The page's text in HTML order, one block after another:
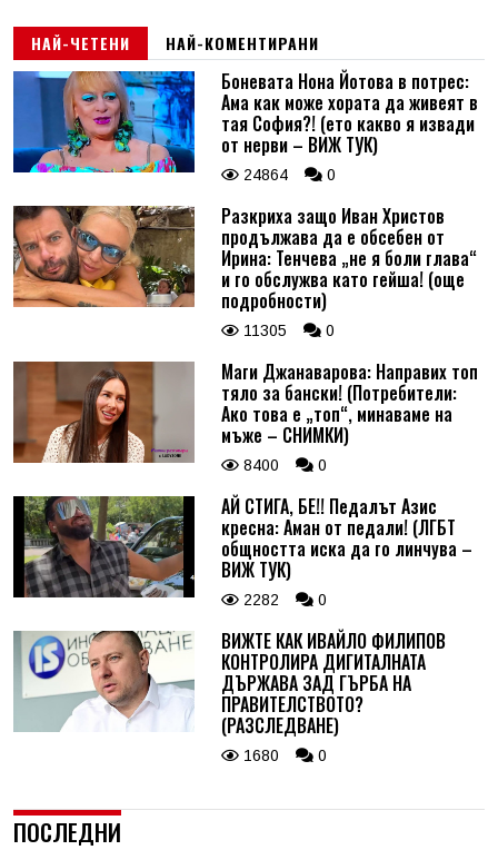
НАЙ-ЧЕТЕНИ НАЙ-КОМЕНТИРАНИ
Боневата Нона Йотова в потрес:
Ама как може хората да живеят в
тая София?! (ето какво я извади
от нерви – ВИЖ ТУК)
24864 0
Разкриха защо Иван Христов
продължава да е обсебен от
Ирина: Тенчева „не я боли глава“
и го обслужва като гейша! (още
подробности)
11305 0
Маги Джанаварова: Направих топ
тяло за бански! (Потребители:
Ако това е „топ“, минаваме на
мъже – СНИМКИ)
8400 0
АЙ СТИГА, БЕ!! Педалът Азис
кресна: Аман от педали! (ЛГБТ
общността иска да го линчува –
ВИЖ ТУК)
2282 0
ВИЖТЕ КАК ИВАЙЛО ФИЛИПОВ
КОНТРОЛИРА ДИГИТАЛНАТА
ДЪРЖАВА ЗАД ГЪРБА НА
ПРАВИТЕЛСТВОТО?
(РАЗСЛЕДВАНЕ)
1680 0
ПОСЛЕДНИ